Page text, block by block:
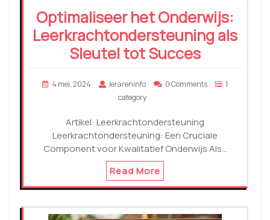
Optimaliseer het Onderwijs:
Leerkrachtondersteuning als
Sleutel tot Succes
4 mei, 2024 lerareninfo 0 Comments
1
category
Artikel: Leerkrachtondersteuning
Leerkrachtondersteuning: Een Cruciale
Component voor Kwalitatief Onderwijs Als…
Read More